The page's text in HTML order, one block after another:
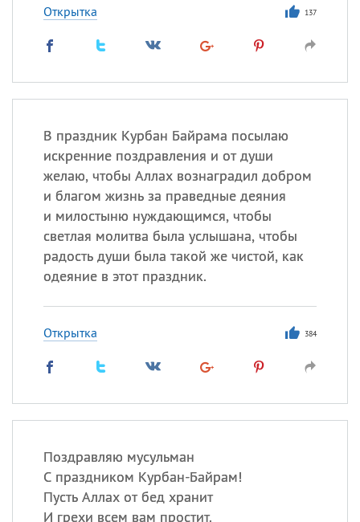
Открытка 137
В праздник Курбан Байрама посылаю
искренние поздравления и от души
желаю, чтобы Аллах вознаградил добром
и благом жизнь за праведные деяния
и милостыню нуждающимся, чтобы
светлая молитва была услышана, чтобы
радость души была такой же чистой, как
одеяние в этот праздник.
Открытка 384
Поздравляю мусульман
С праздником Курбан-Байрам!
Пусть Аллах от бед хранит
И грехи всем вам простит.